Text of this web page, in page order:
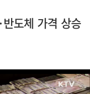
도체 가격 상승